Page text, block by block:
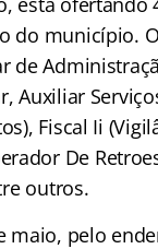
do município.
de
Auxiliar
Fiscal Ii
De
outros.
maio, pelo